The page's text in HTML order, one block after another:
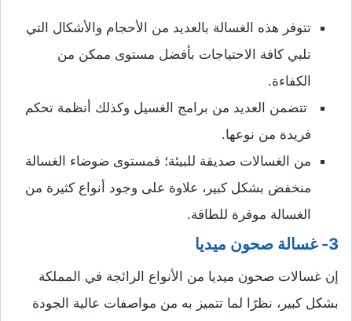
تتوفر هذه الغسالة بالعديد من الأحجام والأشكال التي
تلبي كافة الاحتياجات بأفضل مستوى ممكن من
الكفاءة.
تتضمن العديد من برامج الغسيل وكذلك أنظمة تحكم
فريدة من نوعها.
من الغسالات صديقة للبيئة؛ فمستوى ضوضاء الغسالة
منخفض بشكل كبير، علاوة على وجود أنواع كثيرة من
الغسالة موفرة للطاقة.
3- غسالة صحون ميديا
إن غسالات صحون ميديا من الأنواع الرائجة في المملكة
بشكل كبير، نظرًا لما تتميز به من مواصفات عالية الجودة